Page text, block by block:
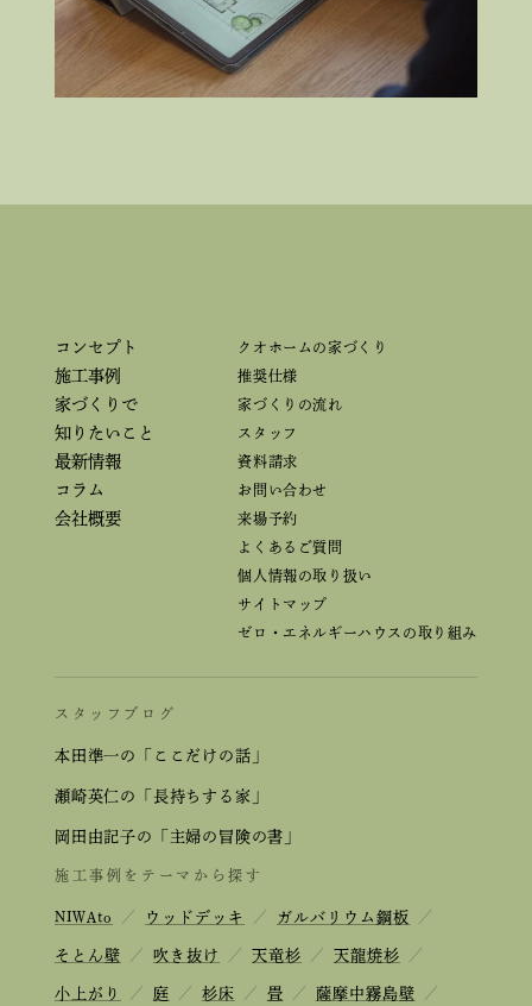
コンセプト
施工事例
家づくりで
知りたいこと
最新情報
コラム
会社概要
クオホームの家づくり
推奨仕様
家づくりの流れ
スタッフ
資料請求
お問い合わせ
来場予約
よくあるご質問
個人情報の取り扱い
サイトマップ
ゼロ・エネルギーハウスの取り組み
スタッフブログ
本田準一の「ここだけの話」
瀬崎英仁の「長持ちする家」
岡田由記子の「主婦の冒険の書」
施工事例をテーマから探す
NIWAto ／ ウッドデッキ ／ ガルバリウム鋼板 ／
そとん壁 ／ 吹き抜け ／ 天竜杉 ／ 天龍焼杉 ／
小上がり ／ 庭 ／ 杉床 ／ 畳 ／ 薩摩中霧島壁 ／